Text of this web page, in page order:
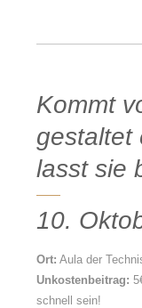
Kommt
gestaltet
lasst sie
10.
Ort: Aula der
Unkostenbeitrag:
schnell sein!